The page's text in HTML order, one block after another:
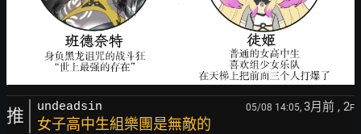
推 undeadsin 05/08 14:05, 3月前 , 2F
女子高中生組樂團是無敵的